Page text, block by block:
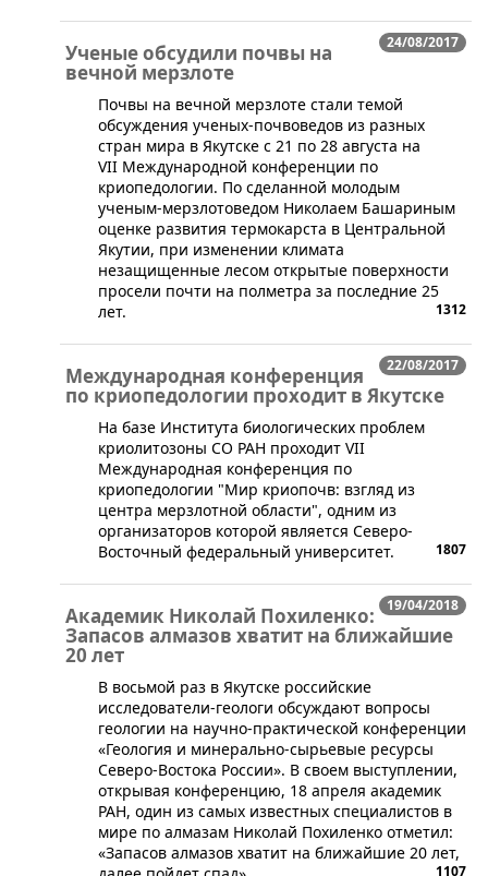
24/08/2017
Ученые обсудили почвы на
вечной мерзлоте
​Почвы на вечной мерзлоте стали темой
обсуждения ученых-почвоведов из разных
стран мира в Якутске с 21 по 28 августа на
VII Международной конференции по
криопедологии. По сделанной молодым
ученым-мерзлотоведом Николаем Башариным
оценке развития термокарста в Центральной
Якутии, при изменении климата
незащищенные лесом открытые поверхности
просели почти на полметра за последние 25
лет.
1312
22/08/2017
Международная конференция
по криопедологии проходит в Якутске
​На базе Института биологических проблем
криолитозоны СО РАН проходит VII
Международная конференция по
криопедологии "Мир криопочв: взгляд из
центра мерзлотной области", одним из
организаторов которой является Северо-
Восточный федеральный университет.
1807
19/04/2018
Академик Николай Похиленко:
Запасов алмазов хватит на ближайшие
20 лет
​В восьмой раз в Якутске российские
исследователи-геологи обсуждают вопросы
геологии на научно-практической конференции
«Геология и минерально-сырьевые ресурсы
Северо-Востока России». В своем выступлении,
открывая конференцию, 18 апреля академик
РАН, один из самых известных специалистов в
мире по алмазам Николай Похиленко отметил:
«Запасов алмазов хватит на ближайшие 20 лет,
1107